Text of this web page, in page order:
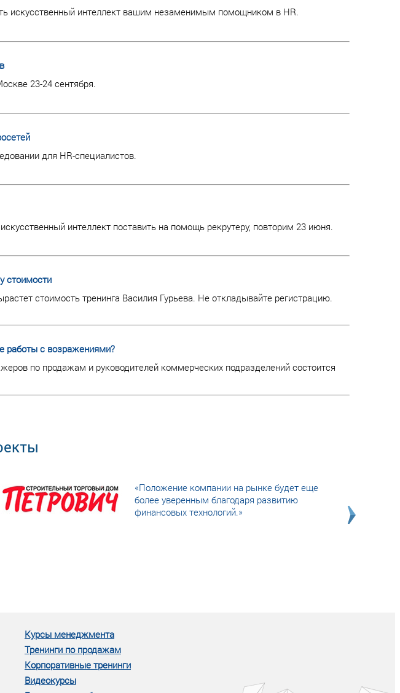
искусственный интеллект вашим незаменимым помощником в HR.
23-24 сентября.
для HR-специалистов.
интеллект поставить на помощь рекрутеру, повторим 23 июня.
стоимости
стоимость тренинга Василия Гурьева. Не откладывайте регистрацию.
работы с возражениями?
по продажам и руководителей коммерческих подразделений состоится
«Положение компании на рынке будет еще
более уверенным благодаря развитию
финансовых технологий.»
Курсы менеджмента
Тренинги по продажам
Корпоративные тренинги
Видеокурсы